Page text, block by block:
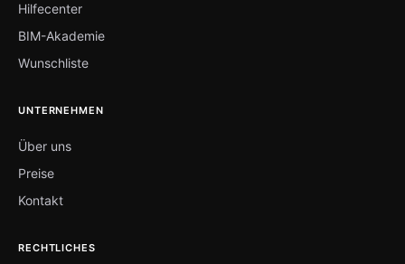
Hilfecenter
BIM-Akademie
Wunschliste
UNTERNEHMEN
Über uns
Preise
Kontakt
RECHTLICHES